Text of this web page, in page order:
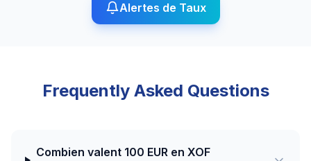
Alertes de Taux
Frequently Asked Questions
Combien valent 100 EUR en XOF